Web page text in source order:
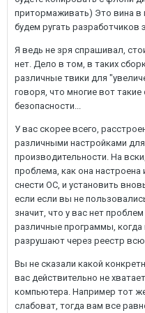
притормаживать) Это вина
будем ругать разработчиков
Я ведь не зря спрашивал,
нет. Дело в том, в таких
различные твики для
говоря, что многие вот такие
безопасности...
У вас скорее всего,
различными настройками
производительности. На
проблема, как она
снести ОС, и установить
если если вы не
значит, что у вас нет
различные программы, когда
разрушают через реестр
Вы не сказали какой
вас действительно не
компьютера. Например тот
слабоват, тогда вам все